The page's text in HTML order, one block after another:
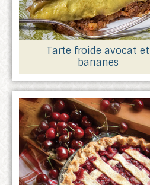
Tarte froide avocat et
bananes